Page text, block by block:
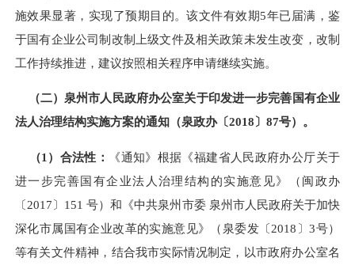
施效果显著，实现了预期目的。该文件有效期5年已届满，鉴
于国有企业公司制改制上级文件及相关政策未发生改变，改制
工作持续推进，建议按照相关程序申请继续实施。
（二） 泉州市人民政府办公室关于印发进一步完善国有企业
法人治理结构实施方案的通知 （泉政办〔2018〕87号）。
（1 ）合法性：
《通知》根据《福建省人民政府办公厅关于
进一步完善国有企业法人治理结构的实施意见》（闽政办
〔2017〕 151号）和《中共泉州市委 泉州市人民政府关于加快
深化市属国有企业改革的实施意见》（泉委发〔2018 〕3号）
等有关文件精神，结合我市实际情况制定，以市政府办公室名